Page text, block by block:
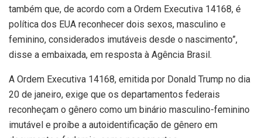
também que, de acordo com a Ordem Executiva 14168, é
política dos EUA reconhecer dois sexos, masculino e
feminino, considerados imutáveis desde o nascimento”,
disse a embaixada, em resposta à Agência Brasil.
A Ordem Executiva 14168, emitida por Donald Trump no dia
20 de janeiro, exige que os departamentos federais
reconheçam o gênero como um binário masculino-feminino
imutável e proíbe a autoidentificação de gênero em